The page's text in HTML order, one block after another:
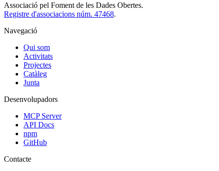
Associació pel Foment de les Dades Obertes.
Registre d'associacions núm. 47468.
Navegació
Qui som
Activitats
Projectes
Catàleg
Junta
Desenvolupadors
MCP Server
API Docs
npm
GitHub
Contacte